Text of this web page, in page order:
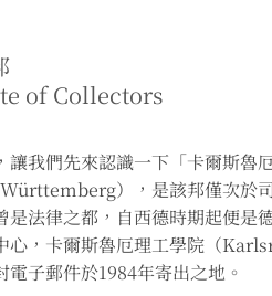
of Collectors
讓我們先來認識一下「卡爾斯魯
Württemberg），是該邦僅次於
是法律之都，自西德時期起便是
心，卡爾斯魯厄理工學院（
電子郵件於1984年寄出之地。